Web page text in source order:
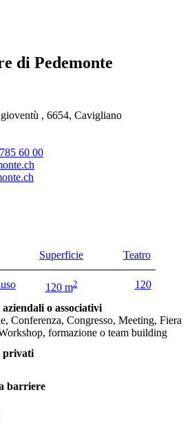
di Pedemonte
, 6654, Cavigliano
60 00
Superficie Teatro
120 m2 120
o associativi
Conferenza, Congresso, Meeting, Fiera
formazione o team building
privati
barriere